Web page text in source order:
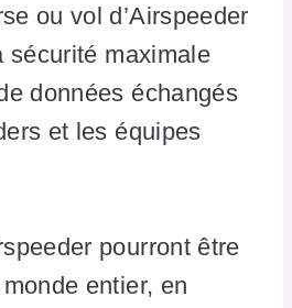
ou vol d’Airspeeder
sécurité maximale
données échangés
et les équipes
pourront être
entier, en